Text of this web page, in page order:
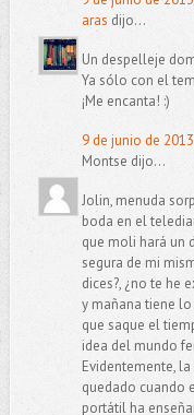
aras dijo...
Un despelleje
Ya sólo con el
¡Me encanta! :)
9 de junio de
Montse dijo...
Jolin, menuda
boda en el
que moli hará un
segura de mi
dices?, ¿no te he
y mañana tiene
que saque el
idea del mundo
Evidentemente,
quedado cuando
portátil ha